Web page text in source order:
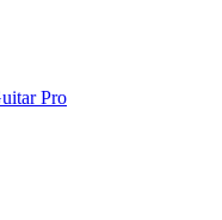
Pro